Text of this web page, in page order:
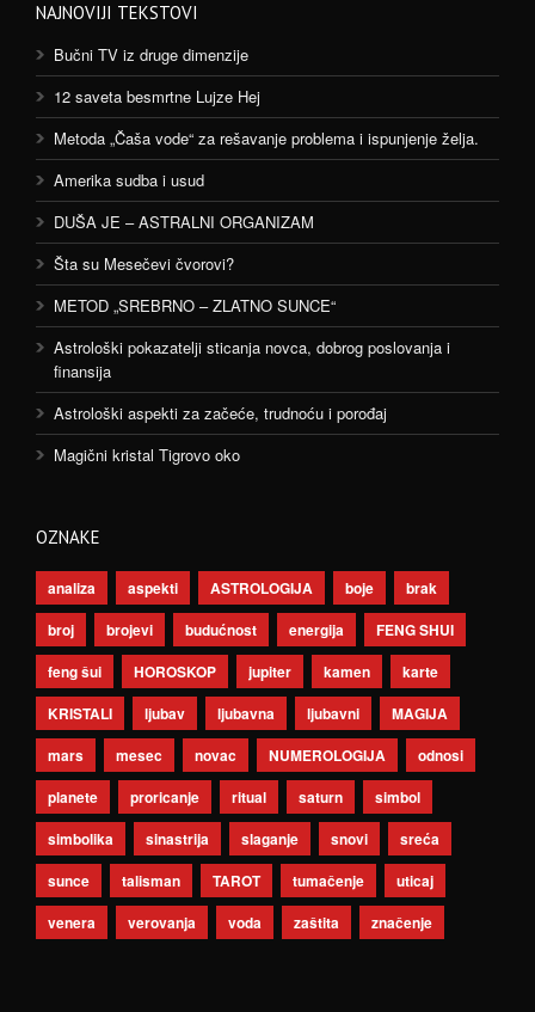
NAJNOVIJI TEKSTOVI
Bučni TV iz druge dimenzije
12 saveta besmrtne Lujze Hej
Metoda „Čaša vode“ za rešavanje problema i ispunjenje želja.
Amerika sudba i usud
DUŠA JE – ASTRALNI ORGANIZAM
Šta su Mesečevi čvorovi?
METOD „SREBRNO – ZLATNO SUNCE“
Astrološki pokazatelji sticanja novca, dobrog poslovanja i
finansija
Astrološki aspekti za začeće, trudnoću i porođaj
Magični kristal Tigrovo oko
OZNAKE
analiza aspekti ASTROLOGIJA boje
brak
broj
brojevi budućnost energija
FENG SHUI
feng šui
HOROSKOP jupiter kamen
karte
KRISTALI
ljubav ljubavna ljubavni
MAGIJA
mars
mesec novac NUMEROLOGIJA
odnosi
planete
proricanje ritual saturn
simbol
simbolika
sinastrija slaganje snovi
sreća
sunce
talisman TAROT tumačenje
uticaj
venera
verovanja voda zaštita značenje